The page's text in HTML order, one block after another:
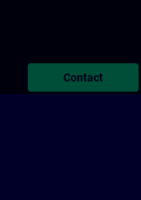
Contact